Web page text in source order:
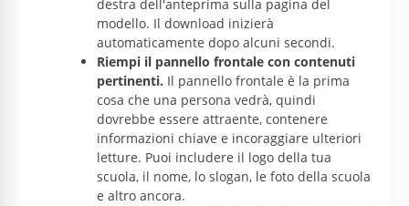
destra dell'anteprima sulla pagina del
modello. Il download inizierà
automaticamente dopo alcuni secondi.
Riempi il pannello frontale con contenuti
pertinenti. Il pannello frontale è la prima
cosa che una persona vedrà, quindi
dovrebbe essere attraente, contenere
informazioni chiave e incoraggiare ulteriori
letture. Puoi includere il logo della tua
scuola, il nome, lo slogan, le foto della scuola
e altro ancora.